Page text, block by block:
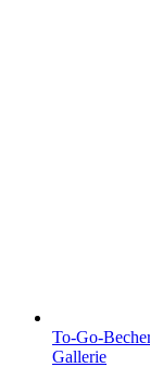
To-Go-
Gallerie